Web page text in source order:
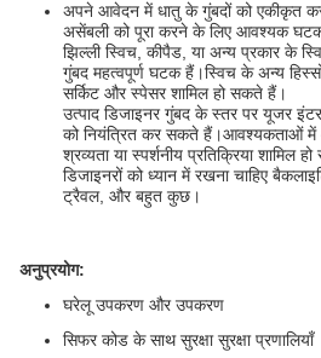
अपने आवेदन में धातु के गुंबदों को एकीकृत
असेंबली को पूरा करने के लिए आवश्यक
झिल्ली स्विच, कीपैड, या अन्य प्रकार के
गुंबद महत्वपूर्ण घटक हैं।स्विच के अन्य
सर्किट और स्पेसर शामिल हो सकते हैं।
उत्पाद डिजाइनर गुंबद के स्तर पर यूजर
को नियंत्रित कर सकते हैं।आवश्यकताओं में
श्रव्यता या स्पर्शनीय प्रतिक्रिया शामिल
डिजाइनरों को ध्यान में रखना चाहिए
ट्रैवल, और बहुत कुछ।
अनुप्रयोग:
घरेलू उपकरण और उपकरण
सिफर कोड के साथ सुरक्षा सुरक्षा प्रणालियाँ